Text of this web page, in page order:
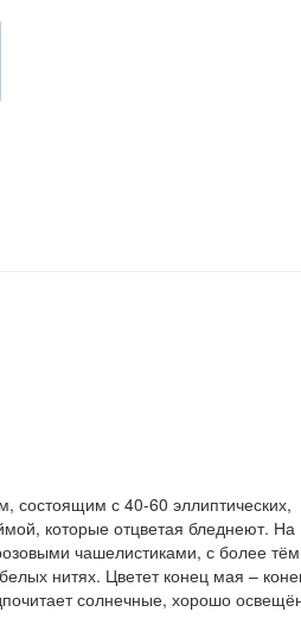
состоящим с 40-60 эллиптических,
которые отцветая бледнеют. На
чашелистиками, с более
нитях. Цветет конец мая –
солнечные, хорошо